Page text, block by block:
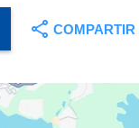
COMPARTIR